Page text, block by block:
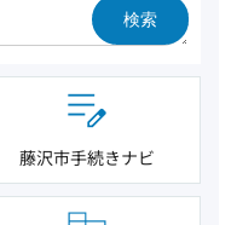
検索
藤沢市手続きナビ